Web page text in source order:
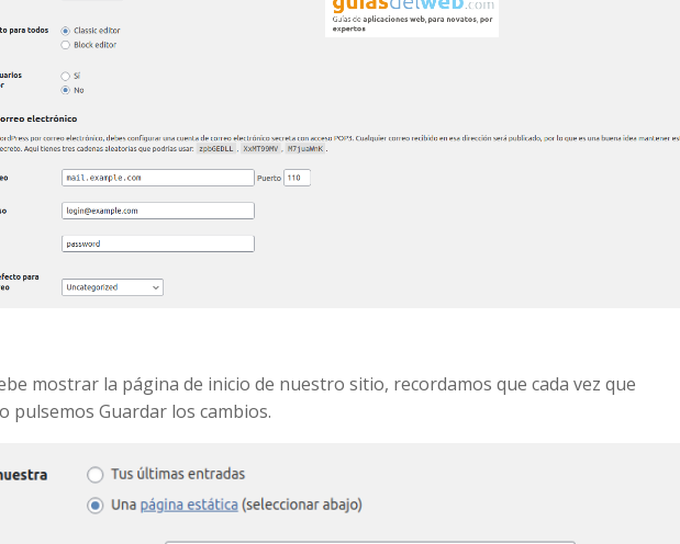
mostrar la página de inicio de nuestro sitio, recordamos que cada vez que
pulsemos Guardar los cambios.